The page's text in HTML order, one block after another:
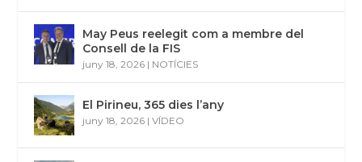
May Peus reelegit com a membre del
Consell de la FIS
juny 18, 2026 | NOTÍCIES
El Pirineu, 365 dies l’any
juny 18, 2026 |VÍDEO